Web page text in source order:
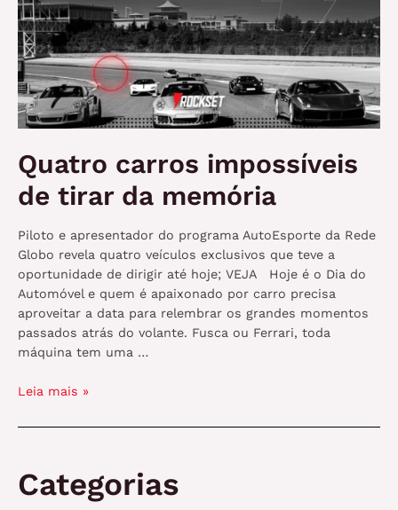
Quatro carros impossíveis
de tirar da memória
Piloto e apresentador do programa AutoEsporte da Rede
Globo revela quatro veículos exclusivos que teve a
oportunidade de dirigir até hoje; VEJA Hoje é o Dia do
Automóvel e quem é apaixonado por carro precisa
aproveitar a data para relembrar os grandes momentos
passados atrás do volante. Fusca ou Ferrari, toda
máquina tem uma …
Quatro
impossíveis
da
Leia mais »
Categorias